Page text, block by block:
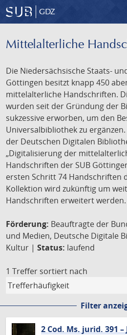
GDZ
Mittelalterliche
Die Niedersächsische Staats-
Göttingen besitzt knapp 450
mittelalterliche Handschriften.
wurden seit der Gründung der
sukzessive erworben, um den
Universalbibliothek zu
der Deutschen Digitalen
„Digitalisierung der
Handschriften der SUB
ersten Schritt 74 Handschriften
Kollektion wird zukünftig um
Handschriften erweitert werden.
Förderung: Beauftragte der
und Medien, Deutsche Digitale
Kultur | Status: laufend
1 Treffer sortiert nach
Filter
2 Cod. Ms. jurid. 391